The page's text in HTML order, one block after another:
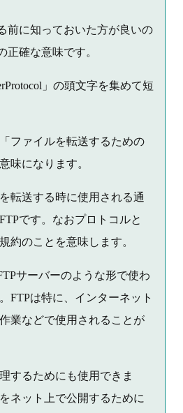
前に知っておいた方が良いの
正確な意味です。
」の頭文字を集めて短
ファイルを転送するための
味になります。
転送する時に使用される通
です。なおプロトコルと
約のことを意味します。
サーバーのような形で使わ
FTPは特に、インターネット
業などで使用されることが
するためにも使用できま
ネット上で公開するために